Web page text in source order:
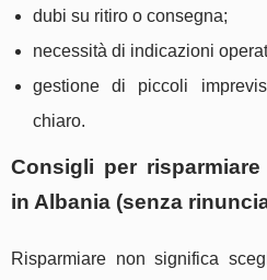
dubi su ritiro o consegna;
necessità di indicazioni
gestione di piccoli
chiaro.
Consigli per
in Albania (senza
Risparmiare non significa